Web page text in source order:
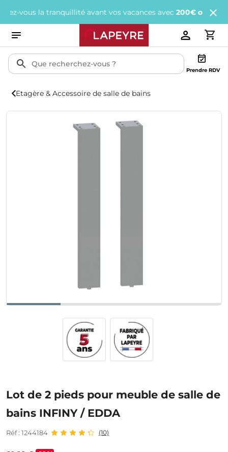
la tranquillité avant vos vacances avec200€ offertstous
Prendre RDV
Etagère & Accessoire de salle de bains
Lot de 2 pieds pour meuble de salle de
bains INFINY / EDDA
Réf : 1244184 (10)